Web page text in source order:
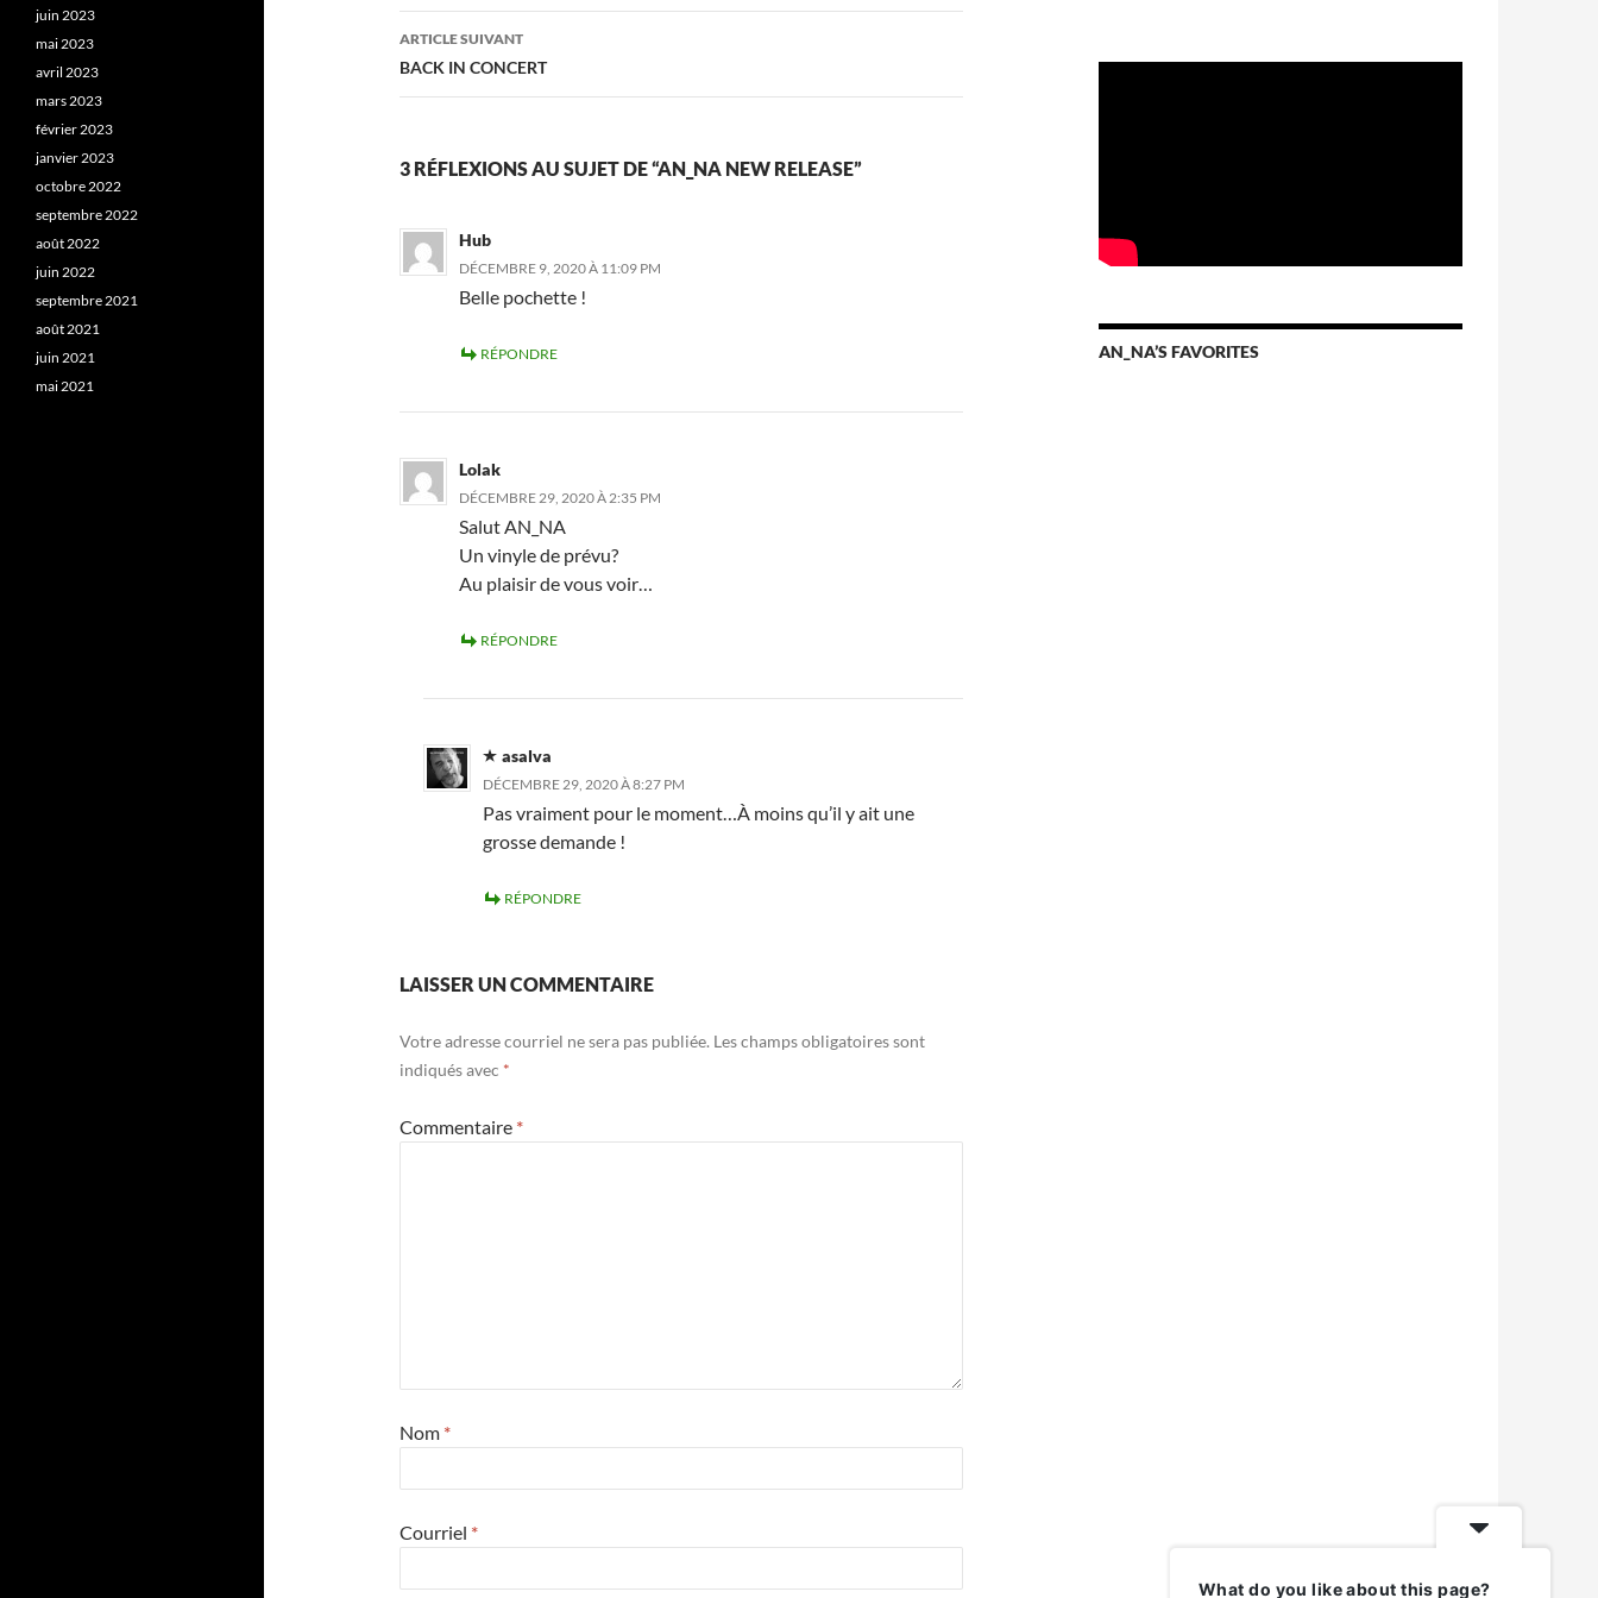
l'article
ARTICLE SUIVANT
BACK IN CONCERT
3 RÉFLEXIONS AU SUJET DE “AN_NA NEW RELEASE”
Hub
DÉCEMBRE 9, 2020 À 11:09 PM
Belle pochette !
RÉPONDRE
Lolak
DÉCEMBRE 29, 2020 À 2:35 PM
Salut AN_NA
Un vinyle de prévu?
Au plaisir de vous voir…
RÉPONDRE
asalva
DÉCEMBRE 29, 2020 À 8:27 PM
Pas vraiment pour le moment…À moins qu’il y ait une
grosse demande !
RÉPONDRE
LAISSER UN COMMENTAIRE
Votre adresse courriel ne sera pas publiée. Les champs obligatoires sont
indiqués avec *
Commentaire *
Nom *
Courriel *
AN_NA’S FAVORITES
juin 2023
mai 2023
avril 2023
mars 2023
février 2023
janvier 2023
octobre 2022
septembre 2022
août 2022
juin 2022
septembre 2021
août 2021
juin 2021
mai 2021
What do you like about this page?